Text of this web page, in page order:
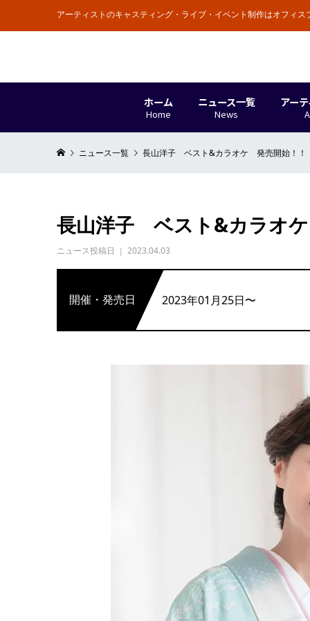
アーティストのキャスティング・ライブ・イベント制作はオフィス
ホーム
Home
ニュース一覧
News
アー
ニュース一覧 長山洋子 ベスト&カラオケ 発売開始！！
長山洋子 ベスト&カラオ
ニュース投稿日 2023.04.03
開催・発売日 2023年01月25日〜